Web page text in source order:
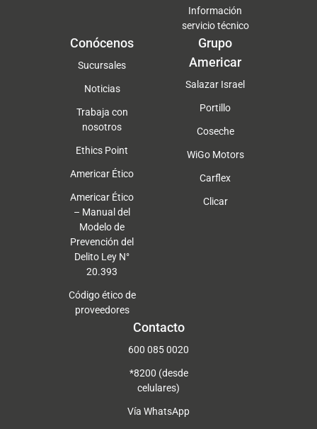
Información
servicio técnico
Conócenos
Sucursales
Noticias
Trabaja con
nosotros
Ethics Point
Americar Ético
Americar Ético
– Manual del
Modelo de
Prevención del
Delito Ley N°
20.393
Código ético de
proveedores
Grupo
Americar
Salazar Israel
Portillo
Coseche
WiGo Motors
Carflex
Clicar
Contacto
600 085 0020
*8200 (desde
celulares)
Vía WhatsApp